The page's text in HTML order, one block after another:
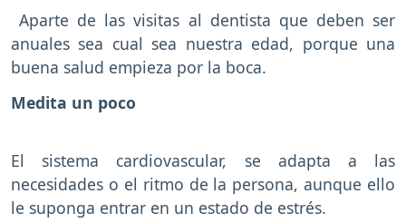
Aparte de las visitas al dentista que deben ser
anuales sea cual sea nuestra edad, porque una
buena salud empieza por la boca.
Medita un poco
El sistema cardiovascular, se adapta a las
necesidades o el ritmo de la persona, aunque ello
le suponga entrar en un estado de estrés.